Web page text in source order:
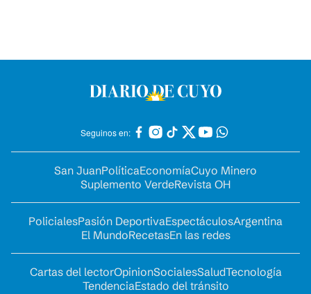
Seguinos en:
San JuanPolíticaEconomíaCuyo Minero
Suplemento VerdeRevista OH
PolicialesPasión DeportivaEspectáculosArgentina
El MundoRecetasEn las redes
Cartas del lectorOpinionSocialesSaludTecnología
TendenciaEstado del tránsito